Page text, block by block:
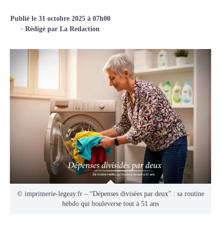
Publié le 31 octobre 2025 à 07h00
· Rédigé par La Redaction
© imprimerie-legeay.fr – “Dépenses divisées par deux” : sa routine
hebdo qui bouleverse tout à 51 ans